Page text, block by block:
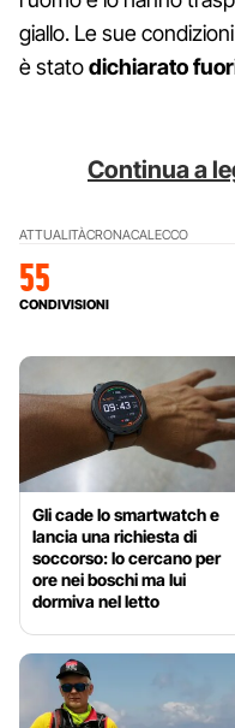
giallo. Le sue
è statodichiarato
Continua a
ATTUALITÀCRONACALECCO
55
CONDIVISIONI
Gli cade lo smartwatch e
lancia una richiesta di
soccorso: lo cercano per
ore nei boschi ma lui
dormiva nel letto